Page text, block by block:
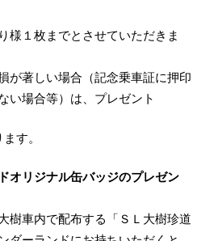
様１枚までとさせていただきま
が著しい場合（記念乗車証に押印
い場合等）は、プレゼント
す。
オリジナル缶バッジのプレゼン
樹車内で配布する「ＳＬ大樹珍道